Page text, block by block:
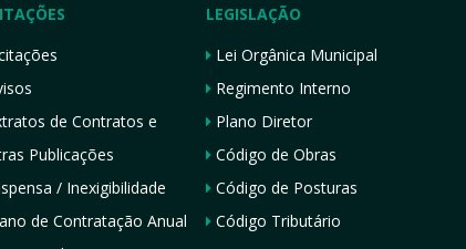
de Contratos e
Publicações
/ Inexigibilidade
de Contratação Anual
LEGISLAÇÃO
Lei Orgânica Municipal
Regimento Interno
Plano Diretor
Código de Obras
Código de Posturas
Código Tributário